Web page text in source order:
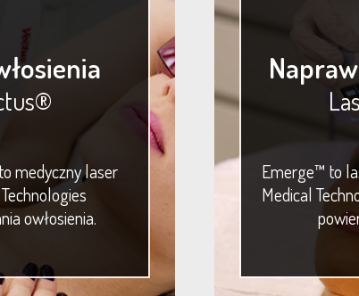
medyczny laser
owłosienia.
Emerge™ to
Medical